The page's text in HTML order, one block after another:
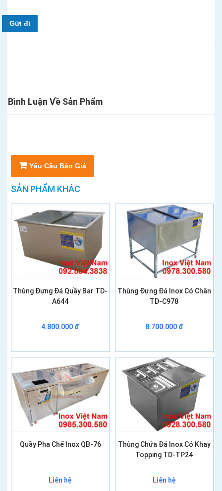
Gửi đi
Bình Luận Về Sản Phẩm
Yêu Cầu Báo Giá
SẢN PHẨM KHÁC
Thùng Đựng Đá Quầy Bar TD-
A644
4.800.000 đ
Thùng Đựng Đá Inox Có Chân
TD-C978
8.700.000 đ
Quầy Pha Chế Inox QB-76
Liên hệ
Thùng Chứa Đá Inox Có Khay
Topping TD-TP24
Liên hệ